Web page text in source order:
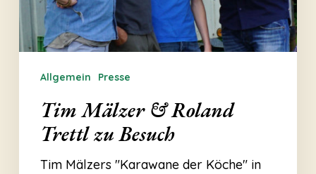
Allgemein Presse
Tim Mälzer & Roland
Trettl zu Besuch
Tim Mälzers "Karawane der Köche" in